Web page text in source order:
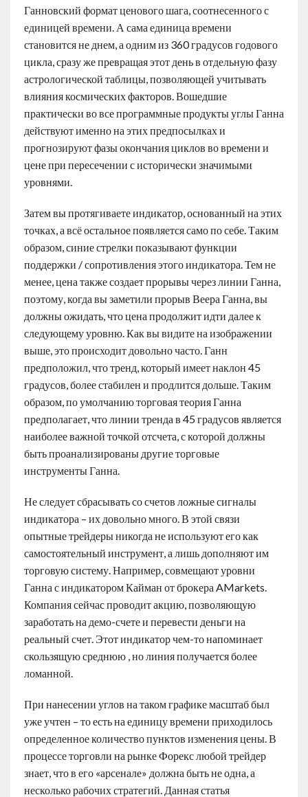
Ганновский формат ценового шага, соотнесенного с
единицей времени. А сама единица времени
становится не днем, а одним из 360 градусов годового
цикла, сразу же превращая этот день в отдельную фазу
астрологической таблицы, позволяющей учитывать
влияния космических факторов. Вошедшие
практически во все программные продукты углы Ганна
действуют именно на этих предпосылках и
прогнозируют фазы окончания циклов во времени и
цене при пересечении с исторически значимыми
уровнями.
Затем вы протягиваете индикатор, основанный на этих
точках, а всё остальное появляется само по себе. Таким
образом, синие стрелки показывают функции
поддержки / сопротивления этого индикатора. Тем не
менее, цена также создает прорывы через линии Ганна,
поэтому, когда вы заметили прорыв Веера Ганна, вы
должны ожидать, что цена продолжит идти далее к
следующему уровню. Как вы видите на изображении
выше, это происходит довольно часто. Ганн
предположил, что тренд, который имеет наклон 45
градусов, более стабилен и продлится дольше. Таким
образом, по умолчанию торговая теория Ганна
предполагает, что линии тренда в 45 градусов является
наиболее важной точкой отсчета, с которой должны
быть проанализированы другие торговые
инструменты Ганна.
Не следует сбрасывать со счетов ложные сигналы
индикатора – их довольно много. В этой связи
опытные трейдеры никогда не используют его как
самостоятельный инструмент, а лишь дополняют им
торговую систему. Например, совмещают уровни
Ганна с индикатором Кайман от брокера AMarkets.
Компания сейчас проводит акцию, позволяющую
заработать на демо-счете и перевести деньги на
реальный счет. Этот индикатор чем-то напоминает
скользящую среднюю , но линия получается более
ломанной.
При нанесении углов на таком графике масштаб был
уже учтен – то есть на единицу времени приходилось
определенное количество пунктов изменения цены. В
процессе торговли на рынке Форекс любой трейдер
знает, что в его «арсенале» должна быть не одна, а
несколько рабочих стратегий. Данная статья